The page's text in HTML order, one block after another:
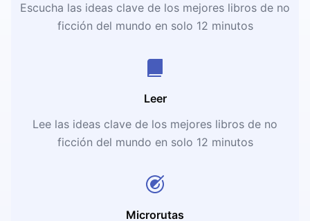
Escucha las ideas clave de los mejores libros de no
ficción del mundo en solo 12 minutos
Leer
Lee las ideas clave de los mejores libros de no
ficción del mundo en solo 12 minutos
Microrutas